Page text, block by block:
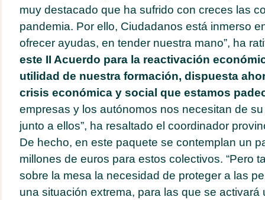
muy destacado que ha sufrido con creces las
pandemia. Por ello, Ciudadanos está inmerso
ofrecer ayudas, en tender nuestra mano”, ha
este II Acuerdo para la reactivación
utilidad de nuestra formación, dispuesta
crisis económica y social que estamos
empresas y los autónomos nos necesitan de
junto a ellos”, ha resaltado el coordinador
De hecho, en este paquete se contemplan un
millones de euros para estos colectivos. “Pero
sobre la mesa la necesidad de proteger a las
una situación extrema, para las que se activará